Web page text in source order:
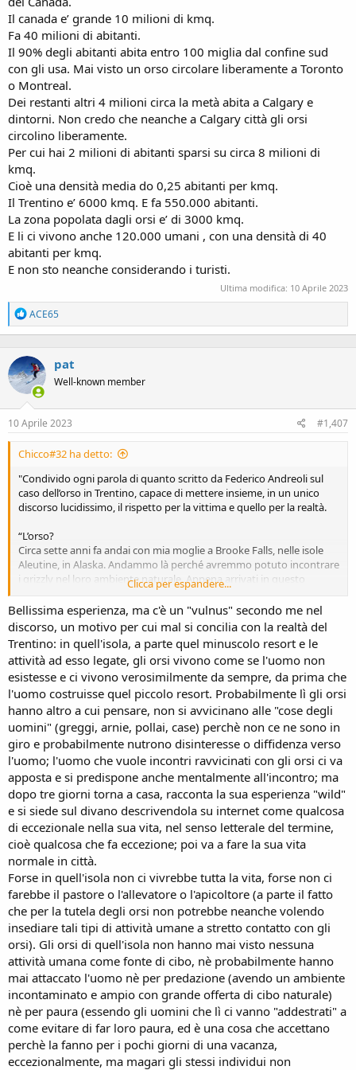
a nefaste conseguenze. Addolora sapere che una persona è morta
per un evento improvviso, ma fa parte dell’esistenza trovarsi nel
posto sbagliato nel momento sbagliato. Invece di prendersela con
gli orsi bisogna ricordareche l’orso (così come la montagna o come
la bicicletta) non è il “colpevole”.
Cosa vogliamo? Impedire alla gente di andare in bici o vietare le
scalate agli alpinisti o distruggere la fauna selvatica? Se vogliamo (e
dovremmo!) convivere con la natura dobbiamo imparare a
conoscerla e a rispettarla. Un tempo i pastori si muovevano con le
greggi in territori abitati dai lupi, ma portavano con sé due o tre
grossi cani pastori per proteggersi. Qui in Italia sento molti
contadini che si lamentano degli attacchi dei lupi. Magari vicino alle
stalle non tengono però grossi cani da difesa ma solo piccoli
cagnetti da compagnia o altri cani che tengono chiusi in gabbia per
adoperarli nelle autunnali battute di caccia… Da lupi, orsi e vipere ci
si può difendere, più difficile difendersi dalla superficialità e
dall’ignoranza.
La vita va affrontata senza isterismi, purtroppo mettere in conto
che qualcosa può andare storto. È così dalla notte dei tempi. Il mare
grosso, le bufere di neve o gli orsi fanno il loro “mestiere”. Noi
dovremmo imparare (o tornare a imparare) a fare il nostro che è
quello di ragionare sugli eventi, sui tanti problemi e pericoli che ci
circondano, su come risolverli e, soprattutto, su come prevenirli.”
Anche le virgole."
Ed aggiungo che il ragazzo correva con le cuffiette e visto il pericolo
ha pensato bene di brandire un bastone come difesa, mi spiace per
lui, ma ha ignorato ogni regola di buon senso e ne ha pagato le
conseguenze...
per concludere, in Slovenia 450 esemplari, in Romania 6000, nessun
difenderci....ridicoli
Il canada e’ grande 10 milioni di kmq.
Fa 40 milioni di abitanti.
Il 90% degli abitanti abita entro 100 miglia dal confine sud
con gli usa. Mai visto un orso circolare liberamente a Toronto
o Montreal.
Dei restanti altri 4 milioni circa la metà abita a Calgary e
dintorni. Non credo che neanche a Calgary città gli orsi
circolino liberamente.
Per cui hai 2 milioni di abitanti sparsi su circa 8 milioni di
kmq.
Cioè una densità media do 0,25 abitanti per kmq.
Il Trentino e’ 6000 kmq. E fa 550.000 abitanti.
La zona popolata dagli orsi e’ di 3000 kmq.
E li ci vivono anche 120.000 umani , con una densità di 40
abitanti per kmq.
E non sto neanche considerando i turisti.
Ultima modifica: 10 Aprile 2023
R
e
a
t
i
o
n
:
ACE65
pat
Well-known member
10 Aprile 2023 #1,407
Chicco#32 ha detto:
"Condivido ogni parola di quanto scritto da Federico Andreoli sul
caso dell’orso in Trentino, capace di mettere insieme, in un unico
discorso lucidissimo, il rispetto per la vittima e quello per la realtà.
“L’orso?
Circa sette anni fa andai con mia moglie a Brooke Falls, nelle isole
Aleutine, in Alaska. Andammo là perché avremmo potuto incontrare
i grizzly nel loro ambiente naturale. Appena arrivati in questo
minuscolo resort, in mezzo al nulla, circondato solo da foreste i
ranger ci hanno spiegato come avremmo dovuto comportarci
aggirandoci nei boschi. Ci hanno spiegato che gli orsi sono animali
solitari e non amano l’incontro con l’uomo, per cui ci hanno regalato
un campanello da legare alle caviglie per fare rumore e non arrivare
in prossimità di un orso senza che lui ne accorgesse per tempo. Ci
hanno anche spiegato che se si incontra un orso è meglio non
correre mai e o di fingerci morti o di allargare le braccia, stando
immobili, e urlare con voce cupa. Siamo stati per tre giorni a Brook
Falls e abbiamo passeggiato noi due da soli nei boschi, incontrando
decine e decine di orsi, alcuni a poche decine di metri, intenti alla
pesca del salmone. Migliaia di persone frequentano ogni giorno
questi “santuari degli orsi” sparsi in tutta America. Gli eventi mortali
sono insignificanti se non nulli. L’introduzione degli orsi in Italia è
stata un’operazione molto rischiosa e avvenuta senza comprendere
la natura dell’habitat italiano e senza rendersi conto della mentalità
italiana nei confronti dei pericoli insiti nella natura. In Italia ci sono
animali potenzialmente pericolosi quali vipere,volpi, lupi e bisogna
imparare a convivere con loro, non pensare di sterminarli.
L’orso fa il mestiere di orso, l’uomo dovrebbe fare il suo che è quello
di pensare e prevedere. Poi può anche succedere che la sfortuna si
accanisca contro un individuo e che quest’ultimo perda la vita.
Succede molte volte:gente che si aggira di notte su biciclette senza
luci e senza giubbetti catarifrangenti, alpinisti che iniziano scalate
senza assicurarsi della meteo, navigatori che si avventurano in mare
senza avere padronanza assoluta del mezzo. Spesso tutto ciò porta
a nefaste conseguenze. Addolora sapere che una persona è morta
per un evento improvviso, ma fa parte dell’esistenza trovarsi nel
posto sbagliato nel momento sbagliato. Invece di prendersela con
gli orsi bisogna ricordareche l’orso (così come la montagna o come
la bicicletta) non è il “colpevole”.
Cosa vogliamo? Impedire alla gente di andare in bici o vietare le
scalate agli alpinisti o distruggere la fauna selvatica? Se vogliamo (e
dovremmo!) convivere con la natura dobbiamo imparare a
Clicca per espandere...
Bellissima esperienza, ma c'è un "vulnus" secondo me nel
discorso, un motivo per cui mal si concilia con la realtà del
Trentino: in quell'isola, a parte quel minuscolo resort e le
attività ad esso legate, gli orsi vivono come se l'uomo non
esistesse e ci vivono verosimilmente da sempre, da prima che
l'uomo costruisse quel piccolo resort. Probabilmente lì gli orsi
hanno altro a cui pensare, non si avvicinano alle "cose degli
uomini" (greggi, arnie, pollai, case) perchè non ce ne sono in
giro e probabilmente nutrono disinteresse o diffidenza verso
l'uomo; l'uomo che vuole incontri ravvicinati con gli orsi ci va
apposta e si predispone anche mentalmente all'incontro; ma
dopo tre giorni torna a casa, racconta la sua esperienza "wild"
e si siede sul divano descrivendola su internet come qualcosa
di eccezionale nella sua vita, nel senso letterale del termine,
cioè qualcosa che fa eccezione; poi va a fare la sua vita
normale in città.
Forse in quell'isola non ci vivrebbe tutta la vita, forse non ci
farebbe il pastore o l'allevatore o l'apicoltore (a parte il fatto
che per la tutela degli orsi non potrebbe neanche volendo
insediare tali tipi di attività umane a stretto contatto con gli
orsi). Gli orsi di quell'isola non hanno mai visto nessuna
attività umana come fonte di cibo, nè probabilmente hanno
mai attaccato l'uomo nè per predazione (avendo un ambiente
incontaminato e ampio con grande offerta di cibo naturale)
nè per paura (essendo gli uomini che lì ci vanno "addestrati" a
come evitare di far loro paura, ed è una cosa che accettano
perchè la fanno per i pochi giorni di una vacanza,
eccezionalmente, ma magari gli stessi individui non